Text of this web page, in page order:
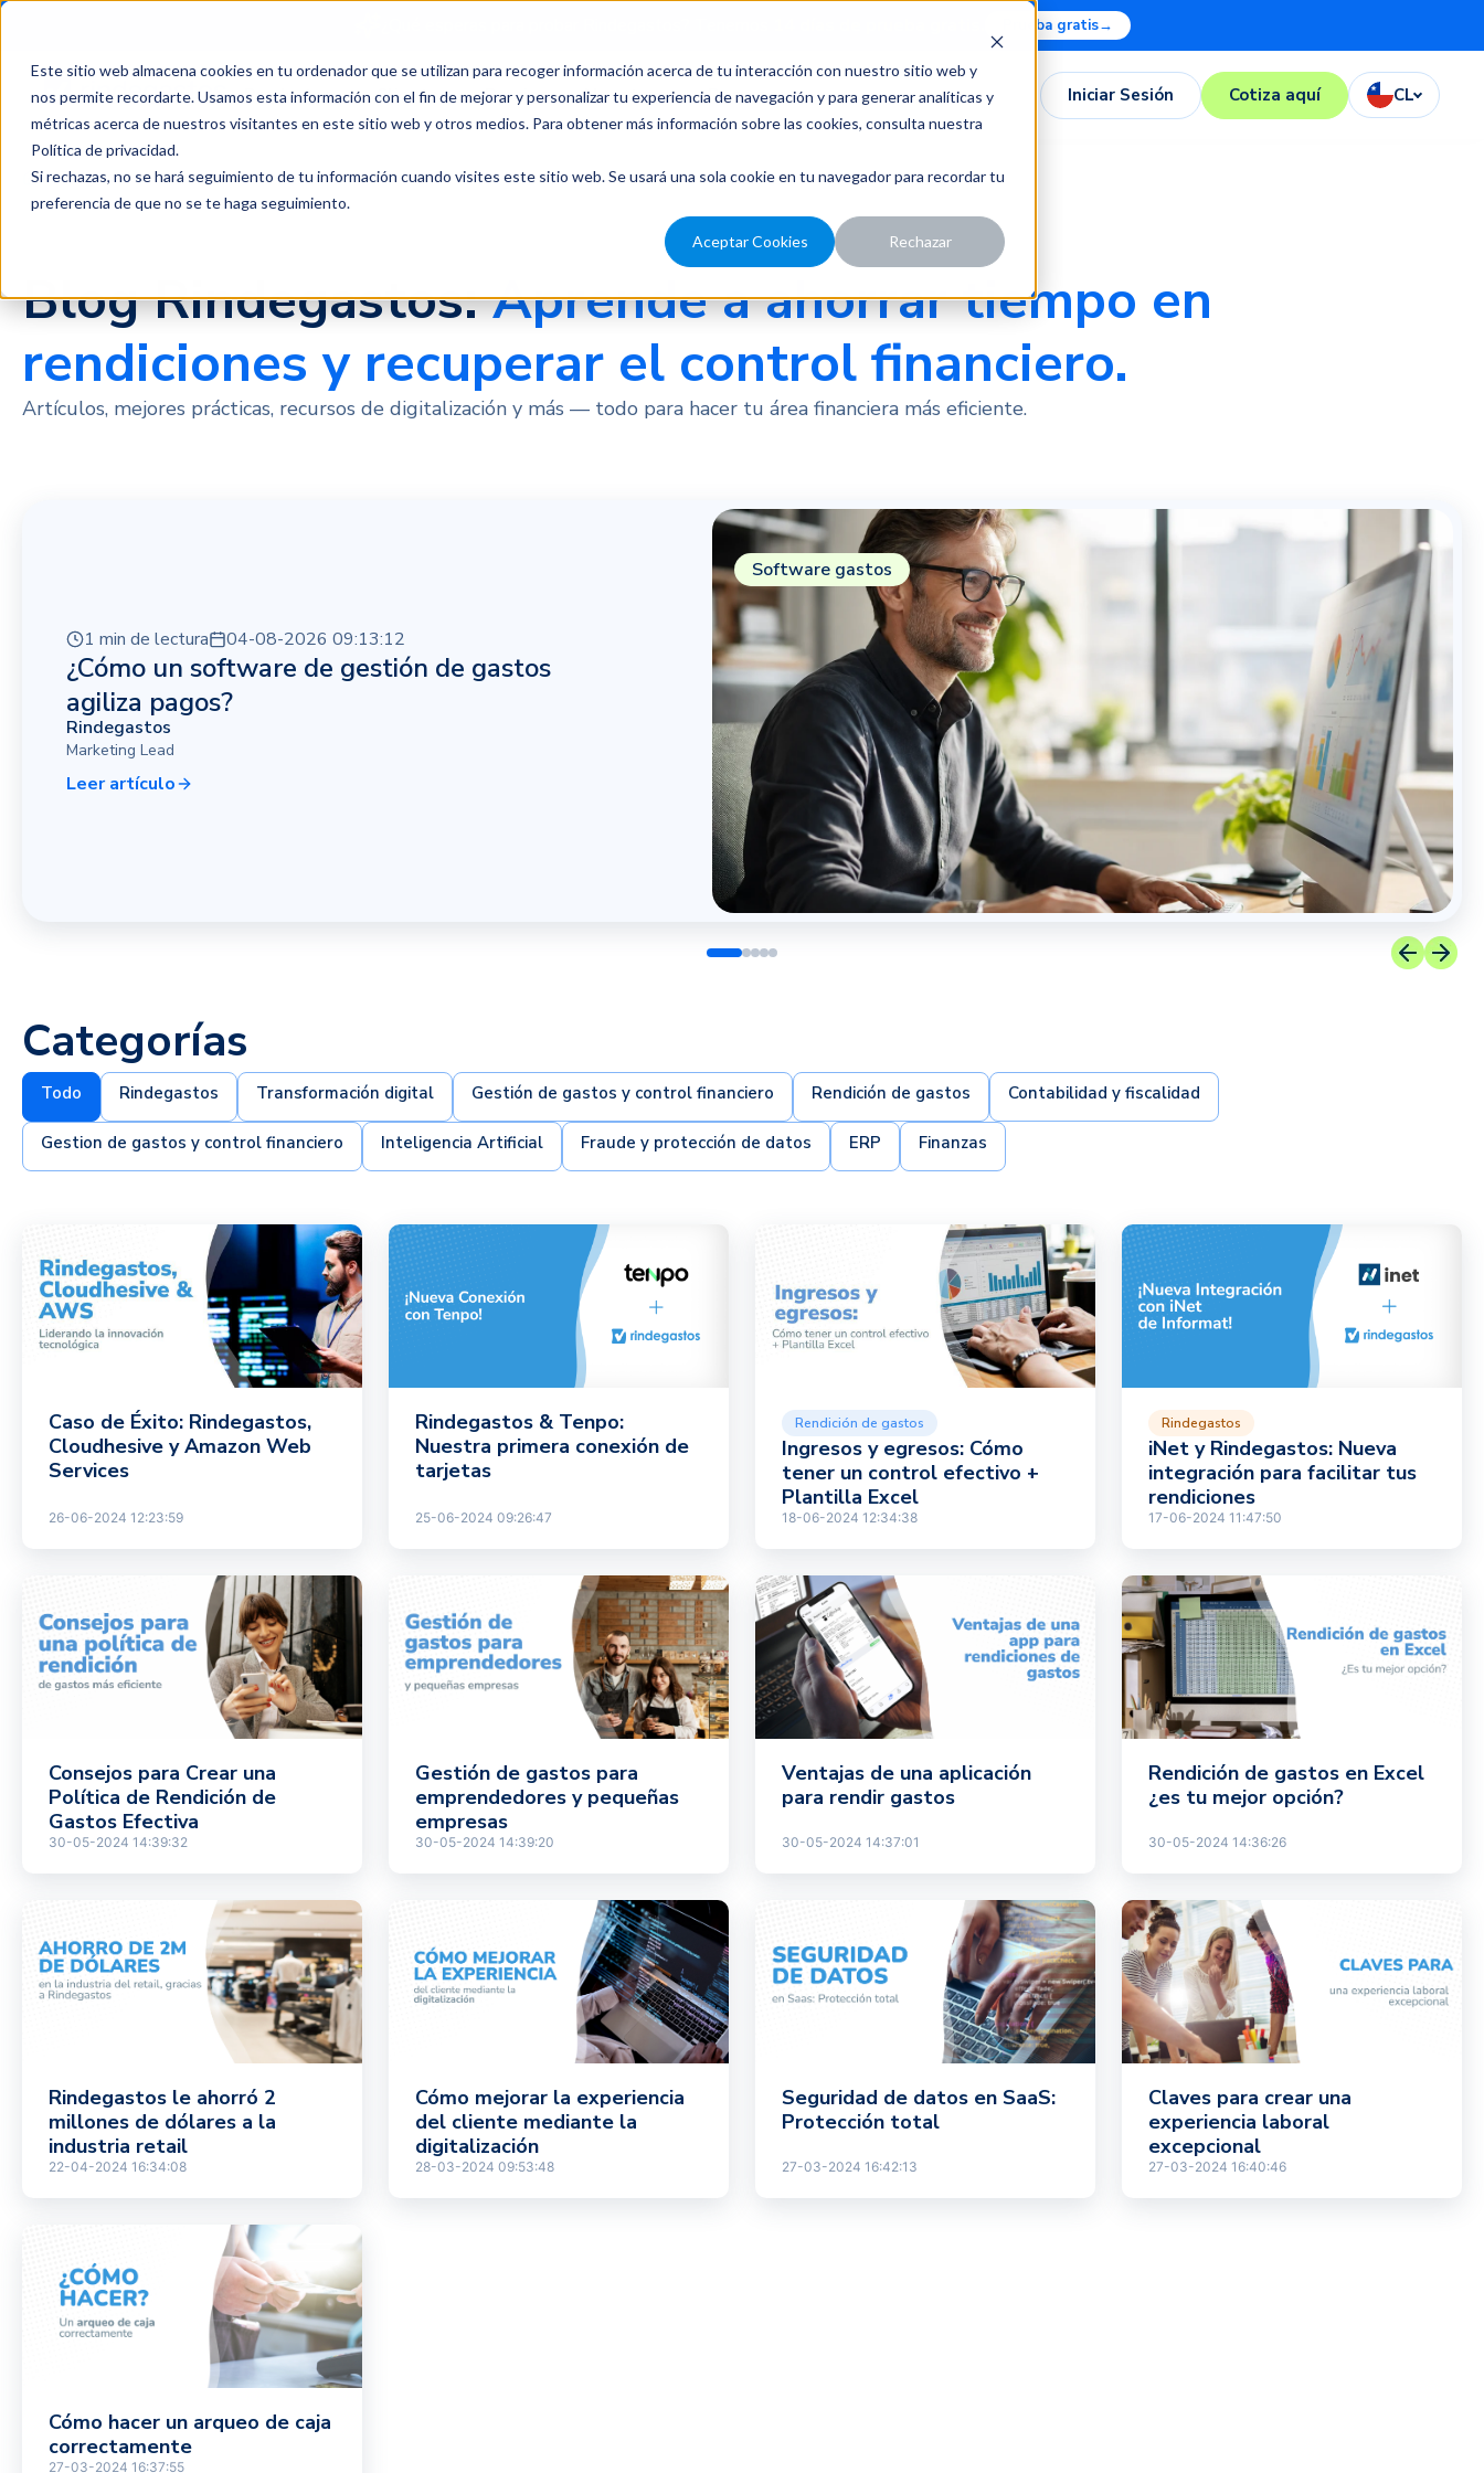
Este sitio web almacena cookies en tu ordenador que se utilizan para recoger información acerca de tu interacción con nuestro sitio web y
nos permite recordarte. Usamos esta información con el fin de mejorar y personalizar tu experiencia de navegación y para generar analíticas y
métricas acerca de nuestros visitantes en este sitio web y otros medios. Para obtener más información sobre las cookies, consulta nuestra
Política de privacidad.
Si rechazas, no se hará seguimiento de tu información cuando visites este sitio web. Se usará una sola cookie en tu navegador para recordar tu
preferencia de que no se te haga seguimiento.
Aceptar Cookies Rechazar
Prueba gratis→
Productos Clientes Precios Nosotros Recursos Iniciar Sesión Cotiza aquí CL
Blog
Blog Rindegastos:Aprende a ahorrar tiempo en
rendiciones y recuperar el control financiero.
Artículos, mejores prácticas, recursos de digitalización y más — todo para hacer tu área financiera más eficiente.
1 min de lectura 04-08-2026 09:13:12
¿Cómo un software de gestión de gastos
agiliza pagos?
Rindegastos
Marketing Lead
Leer artículo
Software gastos
Categorías
Todo Rindegastos Transformación digital Gestión de gastos y control financiero Rendición de gastos Contabilidad y fiscalidad
Gestion de gastos y control financiero Inteligencia Artificial Fraude y protección de datos ERP Finanzas
Caso de Éxito: Rindegastos,
Cloudhesive y Amazon Web
Services
26-06-2024 12:23:59
Rindegastos & Tenpo:
Nuestra primera conexión de
tarjetas
25-06-2024 09:26:47
Rendición de gastos
Ingresos y egresos: Cómo
tener un control efectivo +
Plantilla Excel
18-06-2024 12:34:38
Rindegastos
iNet y Rindegastos: Nueva
integración para facilitar tus
rendiciones
17-06-2024 11:47:50
Consejos para Crear una
Política de Rendición de
Gastos Efectiva
30-05-2024 14:39:32
Gestión de gastos para
emprendedores y pequeñas
empresas
30-05-2024 14:39:20
Ventajas de una aplicación
para rendir gastos
30-05-2024 14:37:01
Rendición de gastos en Excel
¿es tu mejor opción?
30-05-2024 14:36:26
Rindegastos le ahorró 2
millones de dólares a la
industria retail
22-04-2024 16:34:08
Cómo mejorar la experiencia
del cliente mediante la
digitalización
28-03-2024 09:53:48
Seguridad de datos en SaaS:
Protección total
27-03-2024 16:42:13
Claves para crear una
experiencia laboral
excepcional
27-03-2024 16:40:46
Cómo hacer un arqueo de caja
correctamente
27-03-2024 16:37:55